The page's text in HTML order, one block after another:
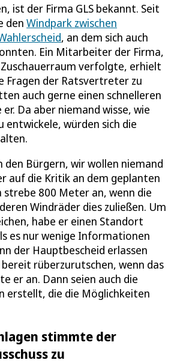
ist der Firma GLS bekannt. Seit
den Windpark zwischen
, an dem sich auch
Ein Mitarbeiter der Firma,
verfolgte, erhielt
Fragen der Ratsvertreter zu
auch gerne einen schnelleren
Da aber niemand wisse, wie
entwickele, würden sich die
den Bürgern, wir wollen niemand
auf die Kritik an dem geplanten
800 Meter an, wenn die
Windräder dies zuließen. Um
habe er einen Standort
es nur wenige Informationen
der Hauptbescheid erlassen
rüberzurutschen, wenn das
er an. Dann seien auch die
erstellt, die die Möglichkeiten
stimmte der
zu